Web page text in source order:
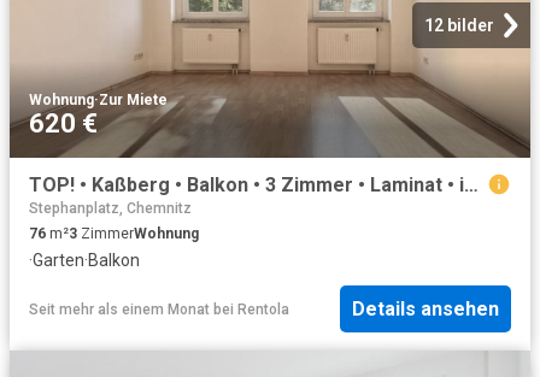
12 bilder
Wohnung·Zur Miete
620 €
TOP! • Kaßberg • Balkon • 3 Zimmer • Laminat • innenliegendes Bad mit Wanne • Hausgarten • Mieten!? ID: 3348
Stephanplatz, Chemnitz
76 m²3 ZimmerWohnung
·Garten·Balkon
Seit mehr als einem Monat bei Rentola Details ansehen